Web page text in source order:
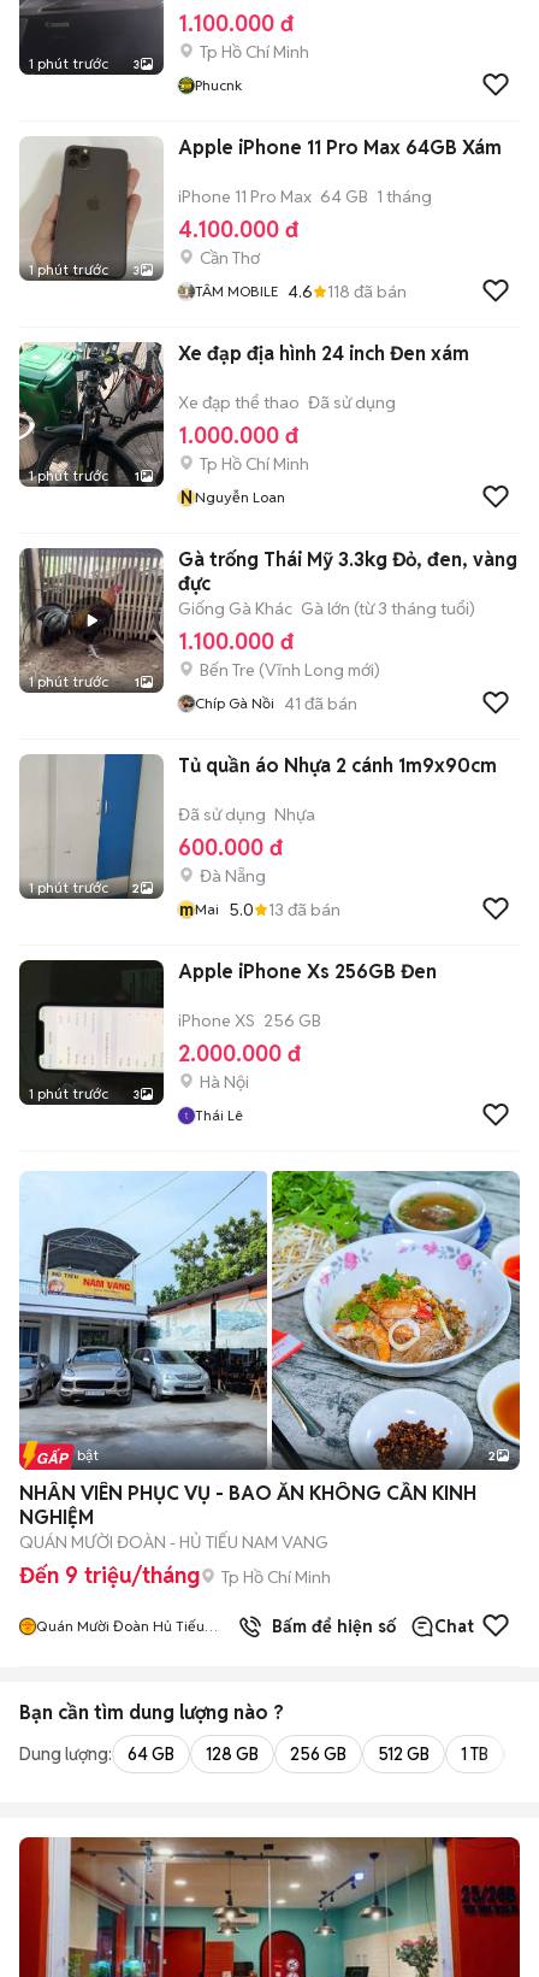
1 phút trước 3
1.100.000 đ
Tp Hồ Chí Minh
Phucnk
1 phút trước 3
Apple iPhone 11 Pro Max 64GB Xám
iPhone 11 Pro Max 64 GB 1 tháng
4.100.000 đ
Cần Thơ
TÂM MOBILE 4.6 118 đã bán
1 phút trước 1
Xe đạp địa hình 24 inch Đen xám
Xe đạp thể thao Đã sử dụng
1.000.000 đ
Tp Hồ Chí Minh
NNguyễn Loan
1 phút trước 1
Gà trống Thái Mỹ 3.3kg Đỏ, đen, vàng
đực
Giống Gà Khác Gà lớn (từ 3 tháng tuổi)
1.100.000 đ
Bến Tre (Vĩnh Long mới)
Chíp Gà Nồi 41 đã bán
1 phút trước 2
Tủ quần áo Nhựa 2 cánh 1m9x90cm
Đã sử dụng Nhựa
600.000 đ
Đà Nẵng
mMai 5.0 13 đã bán
1 phút trước 3
Apple iPhone Xs 256GB Đen
iPhone XS 256 GB
2.000.000 đ
Hà Nội
Thái Lê
Tin nổi bật 2
NHÂN VIÊN PHỤC VỤ - BAO ĂN KHÔNG CẦN KINH
NGHIỆM
QUÁN MƯỜI ĐOÀN - HỦ TIẾU NAM VANG
Đến 9 triệu/tháng Tp Hồ Chí Minh
Quán Mười Đoàn Hủ Tiếu
1đã bán
Bấm để hiện số Chat
Bạn cần tìm dung lượng nào ?
Dung lượng: 64 GB 128 GB 256 GB 512 GB 1 TB